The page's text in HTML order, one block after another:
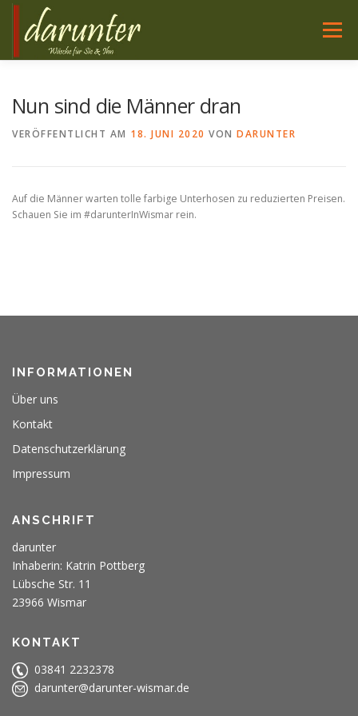
Zum
springen
Menü
PFLEGE
Nun sind die Männer dran
VERÖFFENTLICHT AM 18. JUNI 2020 VON DARUNTER
Auf die Männer warten tolle farbige Unterhosen zu reduzierten Preisen.
Schauen Sie im #darunterInWismar rein.
INFORMATIONEN
Über uns
Kontakt
Datenschutzerklärung
Impressum
ANSCHRIFT
darunter
Inhaberin: Katrin Pottberg
Lübsche Str. 11
23966 Wismar
KONTAKT
03841 2232378
darunter@darunter-wismar.de